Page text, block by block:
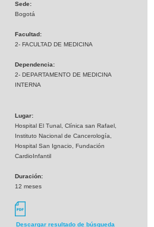
Sede:
Bogotá
Facultad:
2- FACULTAD DE MEDICINA
Dependencia:
2- DEPARTAMENTO DE MEDICINA
INTERNA
Lugar:
Hospital El Tunal, Clínica san Rafael,
Instituto Nacional de Cancerología,
Hospital San Ignacio, Fundación
CardioInfantil
Duración:
12 meses
Descargar resultado de búsqueda